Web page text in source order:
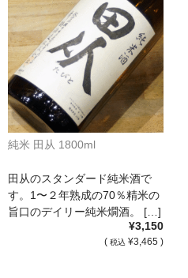
France Bourgogone/ﾌﾗﾝｽ･ﾌﾞﾙ
Pattes Loup（ﾊﾟｯﾄ・ﾙｰ）
Marcel Lapierre（ﾏﾙｾﾙ・ﾗ
Philippe Jambon（ﾌｨﾘｯﾌﾟ
France Cotes du Rhone /ﾌﾗﾝ
Les Vignerons
純米 田从 1800ml
田从のスタンダード純米酒で
す。1〜２年熟成の70％精米の
旨口のデイリー純米燗酒。 […]
¥3,150
( 税込 ¥3,465 )